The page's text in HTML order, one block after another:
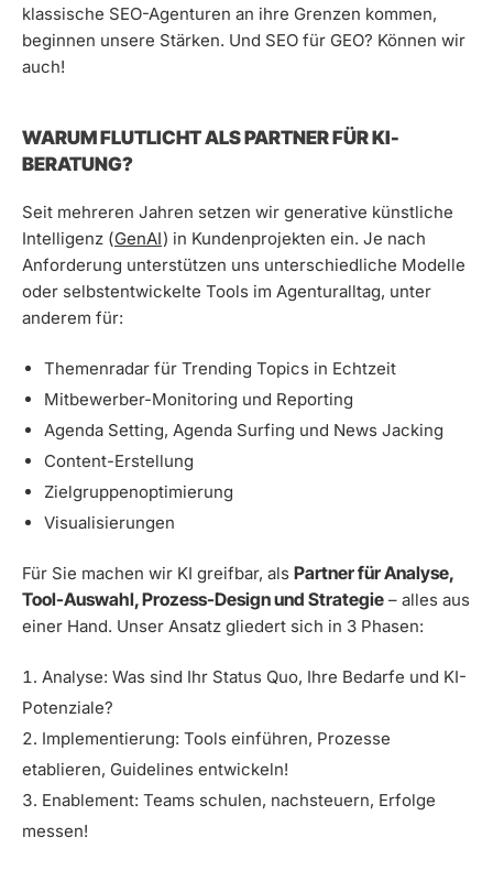
klassische SEO-Agenturen an ihre Grenzen kommen,
beginnen unsere Stärken. Und SEO für GEO? Können wir
auch!
WARUM FLUTLICHT ALS PARTNER FÜR KI-
BERATUNG?
Seit mehreren Jahren setzen wir generative künstliche
Intelligenz (GenAI) in Kundenprojekten ein. Je nach
Anforderung unterstützen uns unterschiedliche Modelle
oder selbstentwickelte Tools im Agenturalltag, unter
anderem für:
Themenradar für Trending Topics in Echtzeit
Mitbewerber-Monitoring und Reporting
Agenda Setting, Agenda Surfing und News Jacking
Content-Erstellung
Zielgruppenoptimierung
Visualisierungen
Für Sie machen wir KI greifbar, als Partner fürAnalyse,
Tool-Auswahl, Prozess-Design und Strategie – alles aus
einer Hand. Unser Ansatz gliedert sich in 3 Phasen:
Analyse: Was sind Ihr Status Quo, Ihre Bedarfe und KI-
Potenziale?
Implementierung: Tools einführen, Prozesse
etablieren, Guidelines entwickeln!
Enablement: Teams schulen, nachsteuern, Erfolge
messen!